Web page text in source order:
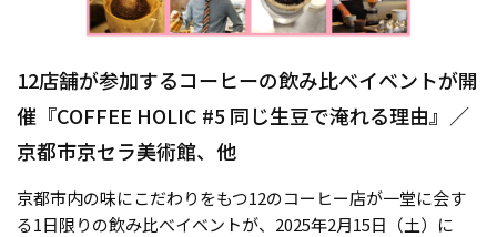
12店舗が参加するコーヒーの飲み比べイベントが開
催『COFFEE HOLIC #5 同じ生豆で淹れる理由』／
京都市京セラ美術館、他
京都市内の味にこだわりをもつ12のコーヒー店が一堂に会す
る1日限りの飲み比べイベントが、2025年2月15日（土）に